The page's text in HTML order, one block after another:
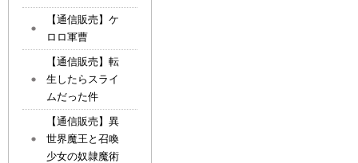
【通信販売】ケ
ロロ軍曹
【通信販売】転
生したらスライ
ムだった件
【通信販売】異
世界魔王と召喚
少女の奴隷魔術